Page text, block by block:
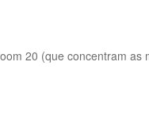
20 (que concentram